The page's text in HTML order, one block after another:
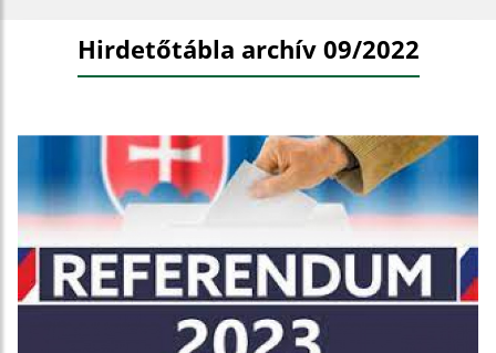
Hirdetőtábla archív 09/2022